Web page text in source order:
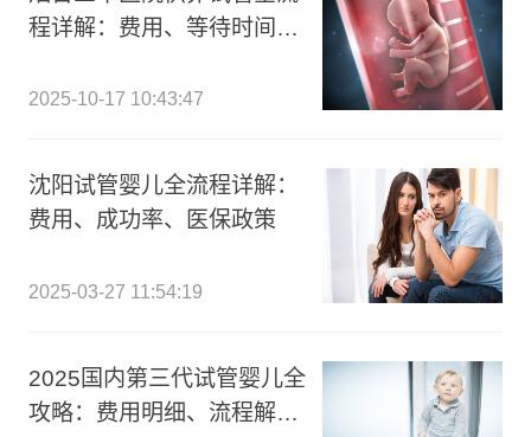
程详解：费用、等待时间及
2025-10-17 10:43:47
沈阳试管婴儿全流程详解：
费用、成功率、医保政策
2025-03-27 11:54:19
2025国内第三代试管婴儿全
攻略：费用明细、流程解析